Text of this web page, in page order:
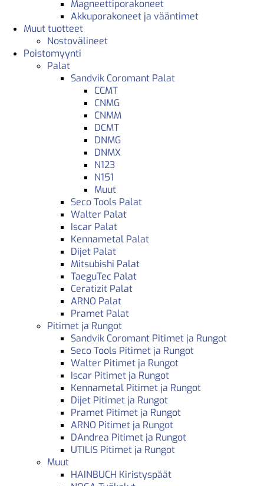
Magneettiporakoneet
Akkuporakoneet ja vääntimet
Muut tuotteet
Nostovälineet
Poistomyynti
Palat
Sandvik Coromant Palat
CCMT
CNMG
CNMM
DCMT
DNMG
DNMX
N123
N151
Muut
Seco Tools Palat
Walter Palat
Iscar Palat
Kennametal Palat
Dijet Palat
Mitsubishi Palat
TaeguTec Palat
Ceratizit Palat
ARNO Palat
Pramet Palat
Pitimet ja Rungot
Sandvik Coromant Pitimet ja Rungot
Seco Tools Pitimet ja Rungot
Walter Pitimet ja Rungot
Iscar Pitimet ja Rungot
Kennametal Pitimet ja Rungot
Dijet Pitimet ja Rungot
Pramet Pitimet ja Rungot
ARNO Pitimet ja Rungot
DAndrea Pitimet ja Rungot
UTILIS Pitimet ja Rungot
Muut
HAINBUCH Kiristyspäät